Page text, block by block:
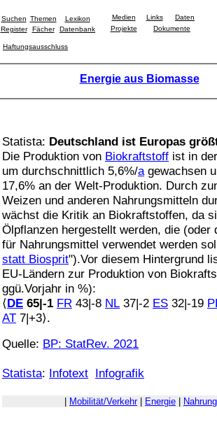
Suchen Themen
Lexikon
Register
Fächer Datenbank
Medien Links
Daten
Projekte
Dokumente
Haftungsausschluss
Energie aus Biomasse
Statista: Deutschland ist Europas
Die Produktion von Biokraftstoff ist in
um durchschnittlich 5,6%/agewachsen
17,6% an der Welt-Produktion. Durch
Weizen und anderen Nahrungsmitteln
wächst die Kritik an Biokraftstoffen, da
Ölpflanzen hergestellt werden, die (oder
für Nahrungsmittel verwendet werden
statt Biosprit").Vor diesem Hintergrund
EU-Ländern zur Produktion von
ggü.Vorjahr in %):
⟨DE 65|-1 FR 43|-8 NL 37|-2 ES 32|-19
AT 7|+3⟩.
Quelle: BP: StatRev. 2021
Statista: Infotext Infografik
Mobilität/Verkehr| Energie Nahrung